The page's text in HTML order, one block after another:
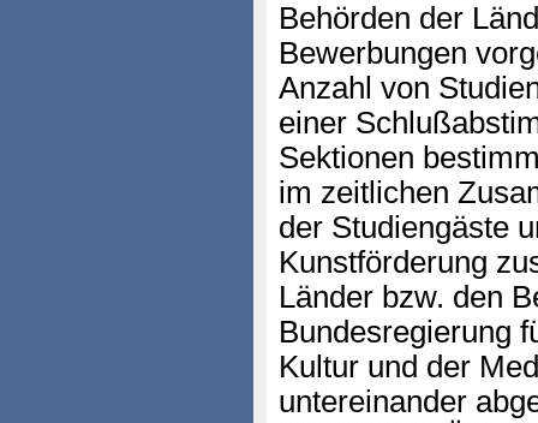
Behörden der
Bewerbungen
Anzahl von
einer
Sektionen
im zeitlichen
der Studiengäste
Kunstförderung
Länder bzw. den
Bundesregierung
Kultur und der
untereinander